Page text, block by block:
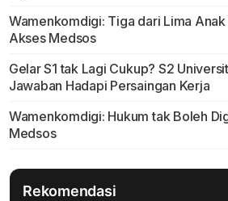
Wamenkomdigi: Tiga dari Lima Anak
Akses Medsos
Gelar S1 tak Lagi Cukup? S2
Jawaban Hadapi Persaingan Kerja
Wamenkomdigi: Hukum tak Boleh
Medsos
Rekomendasi